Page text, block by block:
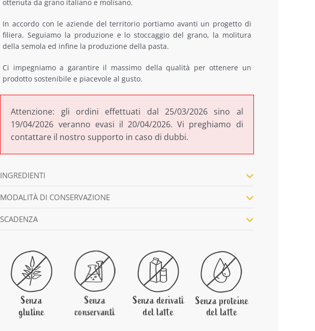
era:
€5,00.
è:
€4,00.
ottenuta da grano italiano e molisano.
In accordo con le aziende del territorio portiamo avanti un progetto di
filiera. Seguiamo la produzione e lo stoccaggio del grano, la molitura
della semola ed infine la produzione della pasta.
Ci impegniamo a garantire il massimo della qualità per ottenere un
prodotto sostenibile e piacevole al gusto.
Attenzione: gli ordini effettuati dal 25/03/2026 sino al
19/04/2026 veranno evasi il 20/04/2026. Vi preghiamo di
contattare il nostro supporto in caso di dubbi.
INGREDIENTI
MODALITÀ DI CONSERVAZIONE
SCADENZA